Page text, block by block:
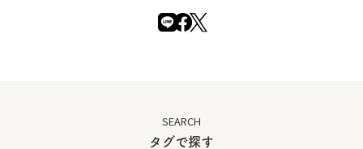
SEARCH
タグで探す